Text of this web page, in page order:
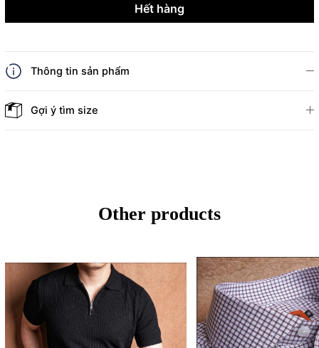
Hết hàng
Thông tin sản phẩm
Gợi ý tìm size
Other products